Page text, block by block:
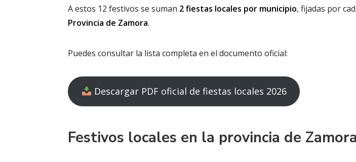
A estos 12 festivos se suman 2 fiestas locales por municipio, fijadas por
Provincia de Zamora.
Puedes consultar la lista completa en el documento oficial:
Descargar PDF oficial de fiestas locales 2026
Festivos locales en la provincia de Zamora